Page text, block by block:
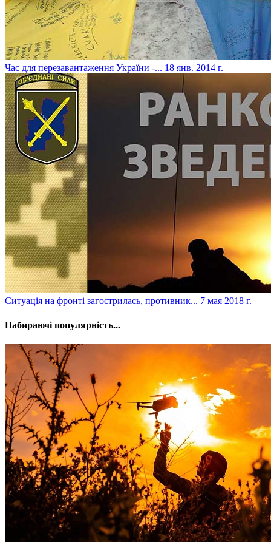
Час для перезавантаження України -... 18 янв. 2014 г.
​Ситуація на фронті загострилась, противник... 7 мая 2018 г.
Набираючі популярність...